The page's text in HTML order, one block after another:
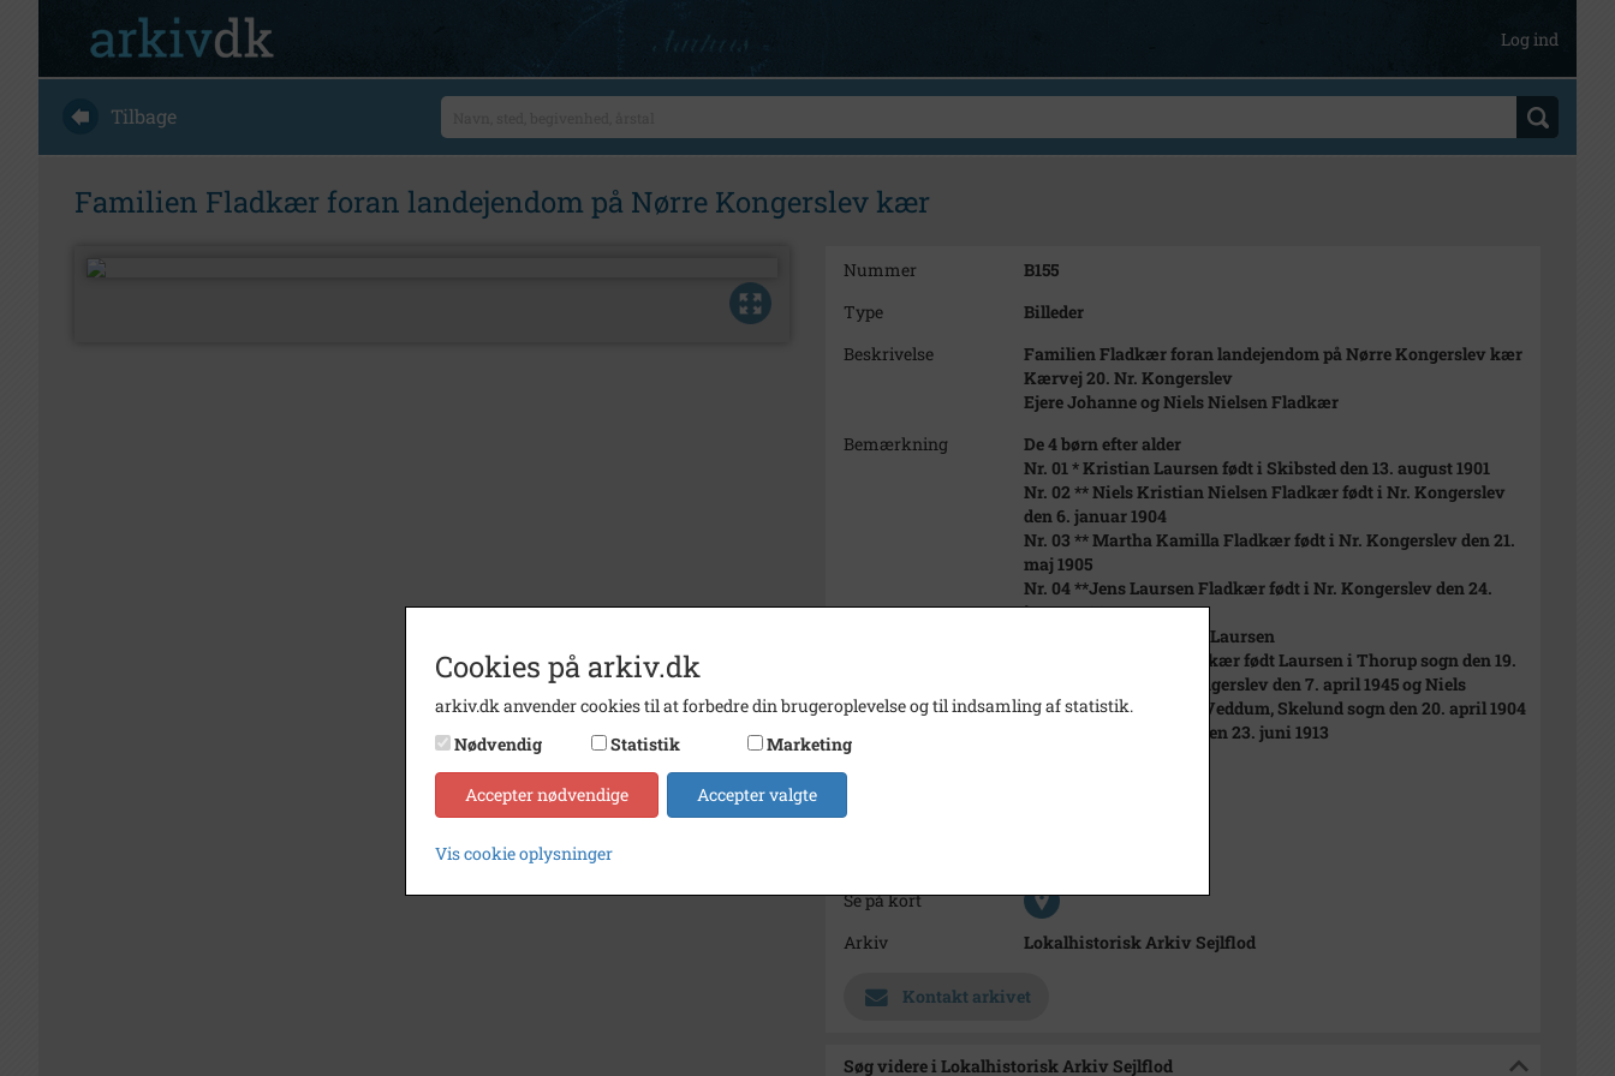
Log ind
Tilbage
Familien Fladkær foran landejendom på Nørre Kongerslev kær
Nummer
B155
Type
Billeder
Beskrivelse
Familien Fladkær foran landejendom på Nørre Kongerslev kær
Kærvej 20. Nr. Kongerslev
Ejere Johanne og Niels Nielsen Fladkær
Bemærkning
De 4 børn efter alder
Nr. 01 * Kristian Laursen født i Skibsted den 13. august 1901
Nr. 02 ** Niels Kristian Nielsen Fladkær født i Nr. Kongerslev
den 6. januar 1904
Nr. 03 ** Martha Kamilla Fladkær født i Nr. Kongerslev den 21.
maj 1905
Nr. 04 **Jens Laursen Fladkær født i Nr. Kongerslev den 24.
januar 1907
* søn af ugifte Johanne Laursen
**Børn af Johanne Fladkær født Laursen i Thorup sogn den 19.
maj 1870 - død i Nr. Kongerslev den 7. april 1945 og Niels
Nielsen Fladkær født i Veddum, Skelund sogn den 20. april 1904
- død i Nr. Kongerslev den 23. juni 1913
Periode
Dateringsnote
Se på kort
Arkiv
Lokalhistorisk Arkiv Sejlflod
Kontakt arkivet
Søg videre i Lokalhistorisk Arkiv Sejlflod
Cookies på arkiv.dk
arkiv.dk anvender cookies til at forbedre din brugeroplevelse og til indsamling af statistik.
Nødvendig
Statistik Marketing
Accepter nødvendige Accepter valgte
Vis cookie oplysninger